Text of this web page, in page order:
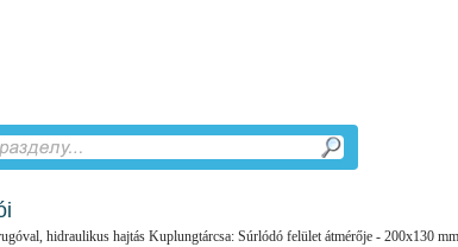
hidraulikus hajtás Kuplungtárcsa: Súrlódó felület átmérője - 200x130 mm